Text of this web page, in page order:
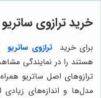
خرید ترازوی
برای خریدترازوی ساتریو
هستند را در نمایندگی
ترازوهای اصل ساتریو
مدل‌ها و اندازه‌های زیادی